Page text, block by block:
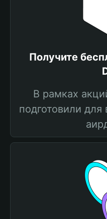
Получите
В рамках
подготовили